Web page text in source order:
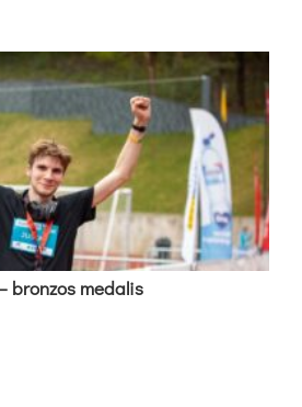
bron­zos me­da­lis